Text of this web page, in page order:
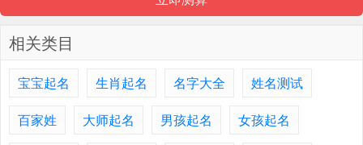
相关类目
宝宝起名 生肖起名 名字大全
姓名测试
百家姓
大师起名 男孩起名
女孩起名